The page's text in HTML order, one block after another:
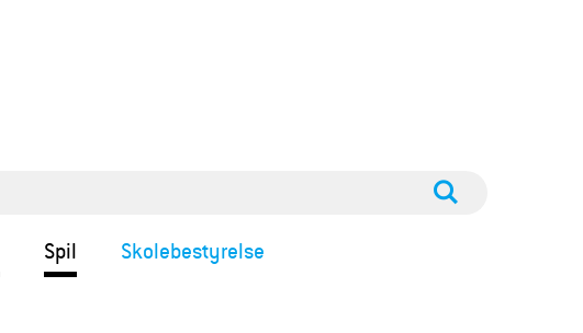
Spil
Skolebestyrelse